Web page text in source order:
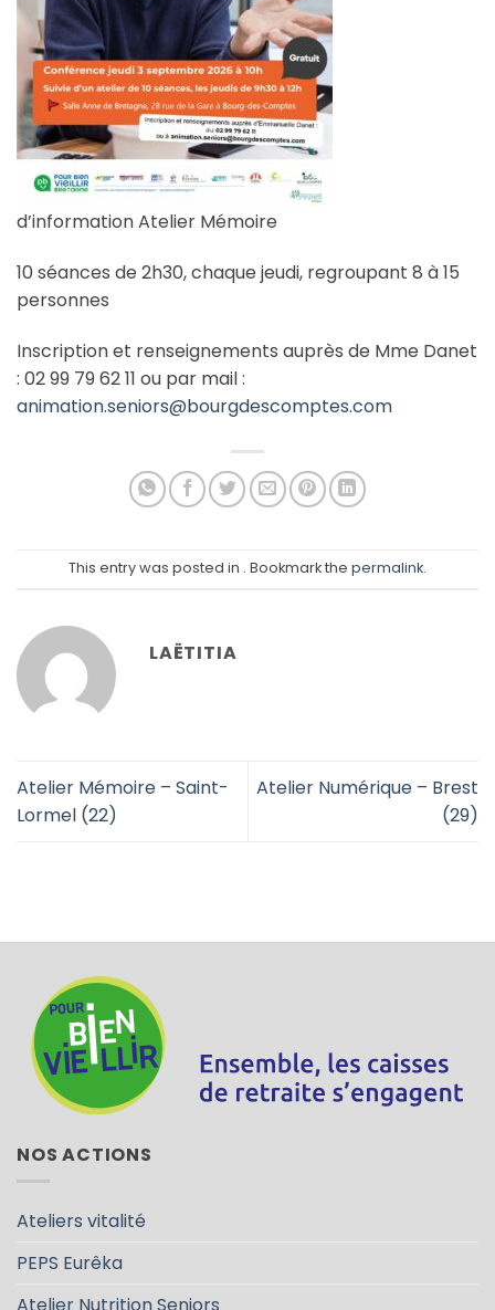
d’information Atelier Mémoire
10 séances de 2h30, chaque jeudi, regroupant 8 à 15
personnes
Inscription et renseignements auprès de Mme Danet
: 02 99 79 62 11 ou par mail :
animation.seniors@bourgdescomptes.com
This entry was posted in . Bookmark the permalink.
LAËTITIA
Atelier Mémoire – Saint-
Lormel (22)
Atelier Numérique – Brest
(29)
NOS ACTIONS
Ateliers vitalité
PEPS Eurêka